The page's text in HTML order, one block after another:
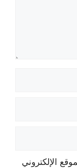
الإلكتروني